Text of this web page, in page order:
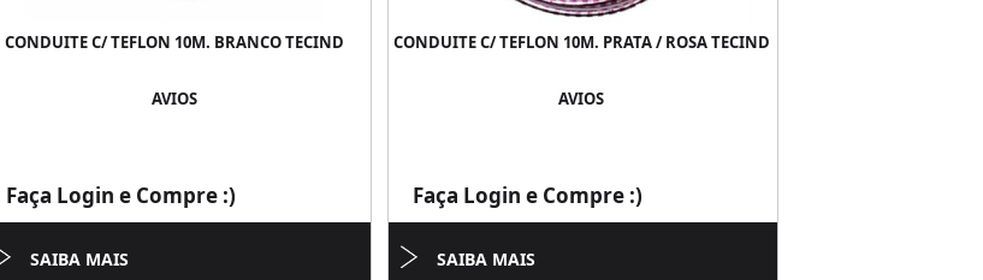
CONDUITE C/ TEFLON 10M. BRANCO TECIND
AVIOS
Faça Login e Compre :)
SAIBA MAIS
CONDUITE C/ TEFLON 10M. PRATA / ROSA TECIND
AVIOS
Faça Login e Compre :)
SAIBA MAIS